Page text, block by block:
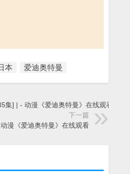
本 爱迪奥特曼
集] | - 动漫《爱迪奥特曼》在线观看
下一篇
漫《爱迪奥特曼》在线观看